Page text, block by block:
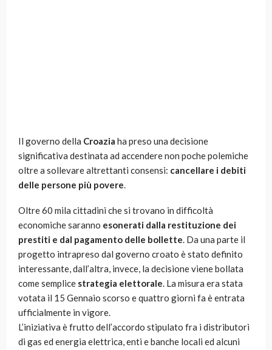
Il governo della Croazia ha preso una decisione
significativa destinata ad accendere non poche polemiche
oltre a sollevare altrettanti consensi: cancellare i debiti
delle persone più povere.
Oltre 60 mila cittadini che si trovano in difficoltà
economiche saranno esonerati dalla restituzione dei
prestiti e dal pagamento delle bollette. Da una parte il
progetto intrapreso dal governo croato è stato definito
interessante, dall’altra, invece, la decisione viene bollata
come semplice strategia elettorale. La misura era stata
votata il 15 Gennaio scorso e quattro giorni fa è entrata
ufficialmente in vigore.
L’iniziativa è frutto dell’accordo stipulato fra i distributori
di gas ed energia elettrica, enti e banche locali ed alcuni